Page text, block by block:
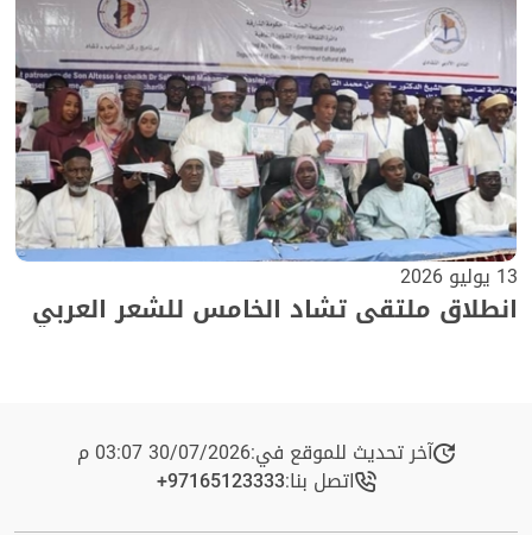
13 يوليو 2026
انطلاق ملتقى تشاد الخامس للشعر العربي
آخر تحديث للموقع في:30/07/2026 03:07 م
اتصل بنا:+97165123333​